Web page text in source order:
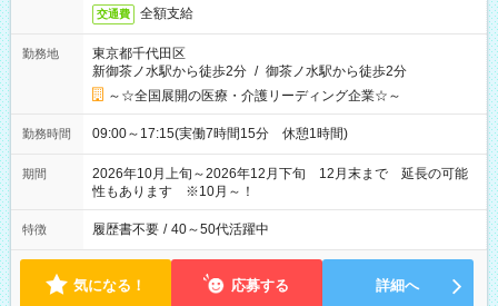
交通費 全額支給
勤務地
東京都千代田区
新御茶ノ水駅から徒歩2分 / 御茶ノ水駅から徒歩2分
～☆全国展開の医療・介護リーディング企業☆～
勤務時間 09:00～17:15(実働7時間15分 休憩1時間)
期間
2026年10月上旬～2026年12月下旬 12月末まで 延長の可能
性もあります ※10月～！
特徴 履歴書不要 / 40～50代活躍中
気になる！ 応募する 詳細へ